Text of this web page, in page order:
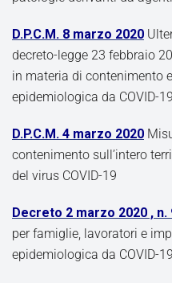
D.P.C.M. 8 marzo 2020
decreto-legge 23 febbraio
in materia di contenimento
epidemiologica da COVID-19
D.P.C.M. 4 marzo 2020
contenimento sull’intero
del virus COVID-19
Decreto 2 marzo 2020 , n.
per famiglie, lavoratori e
epidemiologica da COVID-